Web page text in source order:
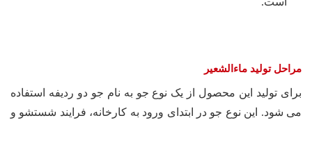
مراحل تولید ماءالشعیر
برای تولید این محصول از یک نوع جو به نام جو دو ردیفه استفاده
می شود. این نوع جو در ابتدای ورود به کارخانه، فرایند شستشو و